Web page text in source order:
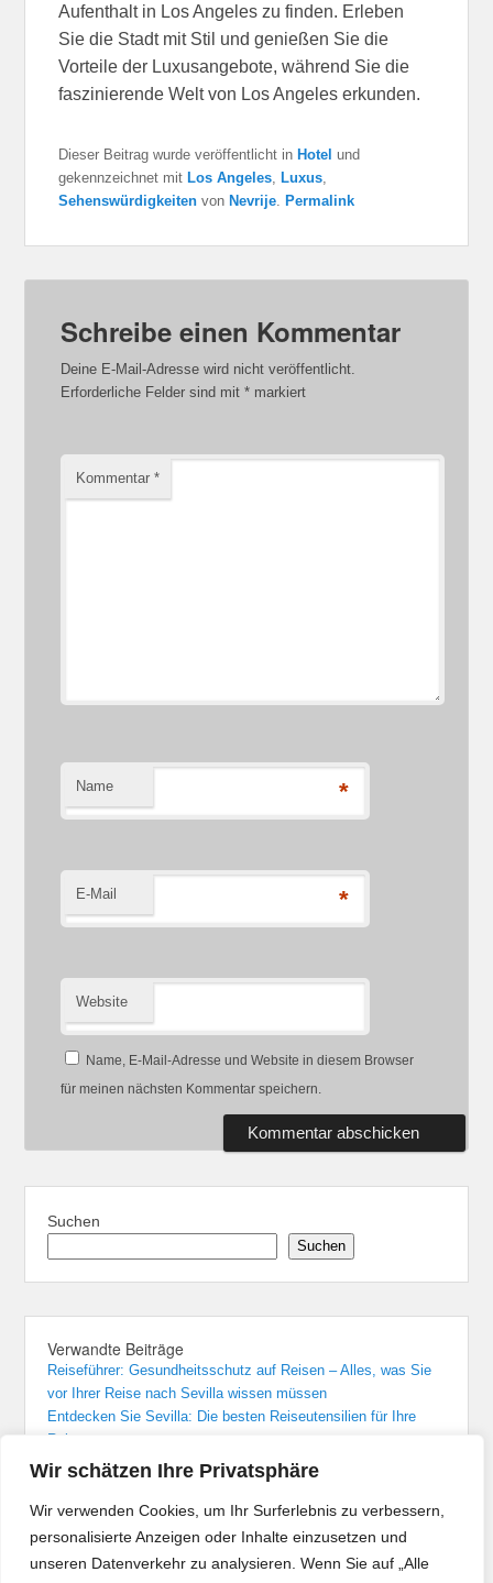
Wir schätzen Ihre Privatsphäre
Wir verwenden Cookies, um Ihr Surferlebnis zu verbessern,
personalisierte Anzeigen oder Inhalte einzusetzen und
unseren Datenverkehr zu analysieren. Wenn Sie auf „Alle
Aufenthalt in Los Angeles zu finden. Erleben
Sie die Stadt mit Stil und genießen Sie die
Vorteile der Luxusangebote, während Sie die
faszinierende Welt von Los Angeles erkunden.
Dieser Beitrag wurde veröffentlicht inHotel und
gekennzeichnet mitLos Angeles ,Luxus
Sehenswürdigkeiten vonNevrije .Permalink
Schreibe einen Kommentar
Deine E-Mail-Adresse wird nicht veröffentlicht.
Erforderliche Felder sind mit* markiert
Kommentar*
Name *
E-Mail *
Website
Name, E-Mail-Adresse und Website in diesem Browser
für meinen nächsten Kommentar speichern.
Suchen
Suchen
Verwandte Beiträge
Reiseführer: Gesundheitsschutz auf Reisen – Alles, was Sie
vor Ihrer Reise nach Sevilla wissen müssen
Entdecken Sie Sevilla: Die besten Reiseutensilien für Ihre
Reise
Sevilla: Unvergessliche Übernachtungen in den besten Hotels
Von Madrid nach Sevilla: Der bequemste Zugreise-Guide
Flughafenführer und Reisetipps für Flüge nach Sevilla